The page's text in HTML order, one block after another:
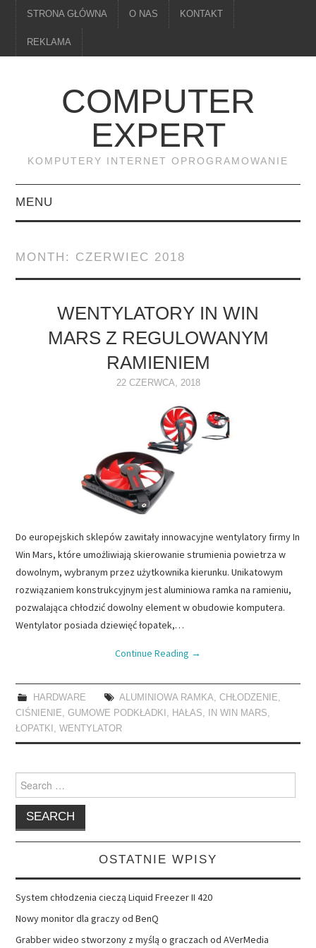
STRONA GŁÓWNA O NAS KONTAKT
REKLAMA
COMPUTER
EXPERT
KOMPUTERY INTERNET OPROGRAMOWANIE
MENU
MONITORY
NAPĘDY
OPROGRAMOWANIE
MONTH: CZERWIEC 2018
WENTYLATORY IN WIN
MARS Z REGULOWANYM
RAMIENIEM
22 CZERWCA, 2018
Do europejskich sklepów zawitały innowacyjne wentylatory firmy In
Win Mars, które umożliwiają skierowanie strumienia powietrza w
dowolnym, wybranym przez użytkownika kierunku. Unikatowym
rozwiązaniem konstrukcyjnym jest aluminiowa ramka na ramieniu,
pozwalająca chłodzić dowolny element w obudowie komputera.
Wentylator posiada dziewięć łopatek,…
Continue Reading →
HARDWARE ALUMINIOWA RAMKA, CHŁODZENIE,
CIŚNIENIE,GUMOWE PODKŁADKI , HAŁAS, IN WIN MARS,
ŁOPATKI ,WENTYLATOR
Search
for:
OSTATNIE WPISY
System chłodzenia cieczą Liquid Freezer II 420
Nowy monitor dla graczy od BenQ
Grabber wideo stworzony z myślą o graczach od AVerMedia